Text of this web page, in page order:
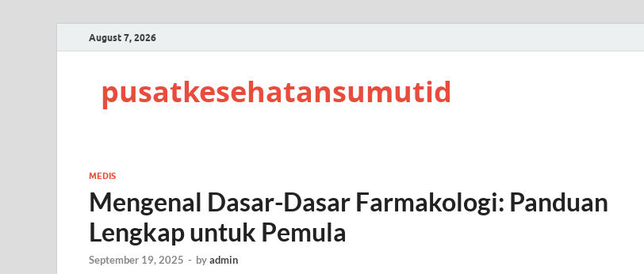
August 7, 2026
pusatkesehatansumutid
MEDIS
Mengenal Dasar-Dasar Farmakologi: Panduan
Lengkap untuk Pemula
September 19, 2025 - byadmin